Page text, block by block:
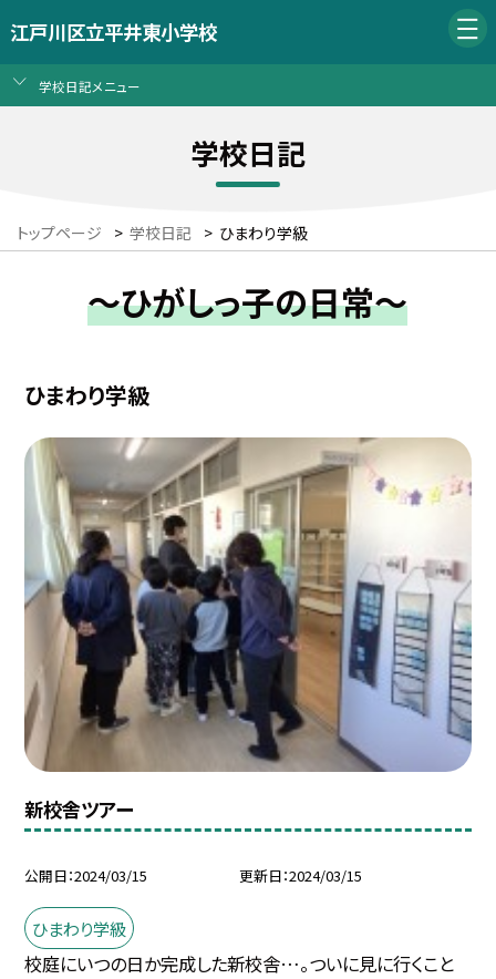
江戸川区立平井東小学校
学校日記メニュー
学校日記
トップページ > 学校日記 > ひまわり学級
～ひがしっ子の日常～
ひまわり学級
新校舎ツアー
公開日 2024/03/15 更新日 2024/03/15
ひまわり学級
校庭にいつの日か完成した新校舎…。ついに見に行くこと